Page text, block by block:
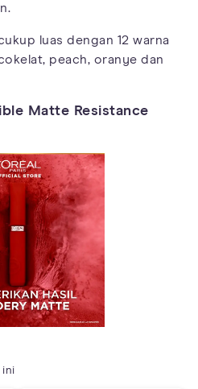
luas dengan 12 warna
peach, oranye dan
Matte Resistance
ini